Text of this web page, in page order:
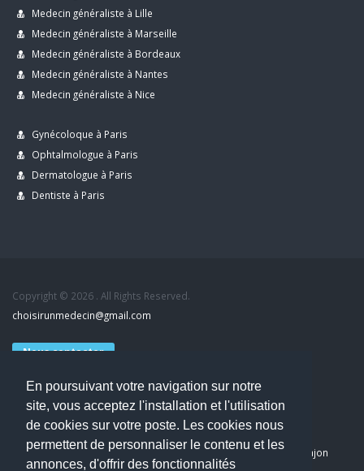
En poursuivant votre navigation sur notre
site, vous acceptez l'installation et l'utilisation
de cookies sur votre poste. Les cookies nous
permettent de personnaliser le contenu et les
annonces, d'offrir des fonctionnalités
Medecin généraliste à Lille
Medecin généraliste à Marseille
Medecin généraliste à Bordeaux
Medecin généraliste à Nantes
Medecin généraliste à Nice
Gynécoloque à Paris
Ophtalmologue à Paris
Dermatologue à Paris
Dentiste à Paris
Copyright © 2026 . All Rights Reserved.
choisirunmedecin@gmail.com
Nous contacter
Accueil
Blog
Mon compte
Dernier avis : PASCAL DELCAMPE, Chirurgien maxillo-faciale à Arpajon